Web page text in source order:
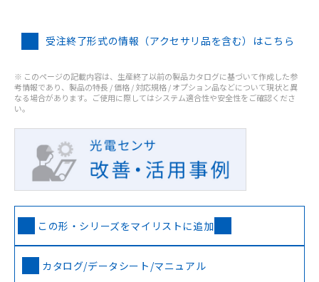
受注終了形式の情報（アクセサリ品を含む）はこちら
※ このページの記載内容は、生産終了以前の製品カタログに基づいて作成した参
考情報であり、製品の特長 / 価格 / 対応規格 / オプション品などについて現状と異
なる場合があります。ご使用に際してはシステム適合性や安全性をご確認くださ
い。
この形・シリーズをマイリストに追加
カタログ/データシート/マニュアル